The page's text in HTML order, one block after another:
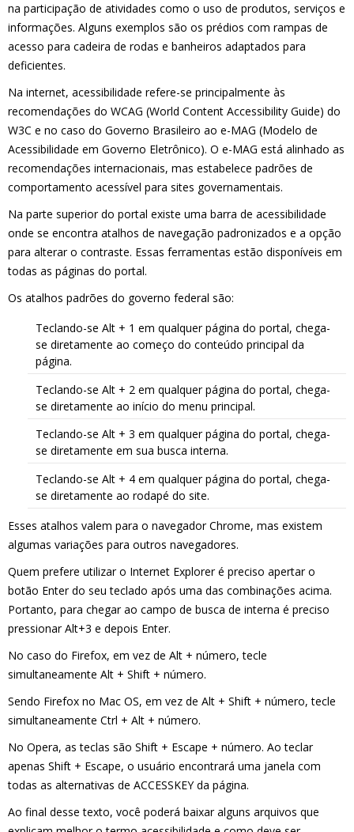
na participação de atividades como o uso de produtos, serviços e
informações. Alguns exemplos são os prédios com rampas de
acesso para cadeira de rodas e banheiros adaptados para
deficientes.
Na internet, acessibilidade refere-se principalmente às
recomendações do WCAG (World Content Accessibility Guide) do
W3C e no caso do Governo Brasileiro ao e-MAG (Modelo de
Acessibilidade em Governo Eletrônico). O e-MAG está alinhado as
recomendações internacionais, mas estabelece padrões de
comportamento acessível para sites governamentais.
Na parte superior do portal existe uma barra de acessibilidade
onde se encontra atalhos de navegação padronizados e a opção
para alterar o contraste. Essas ferramentas estão disponíveis em
todas as páginas do portal.
Os atalhos padrões do governo federal são:
Teclando-se Alt + 1 em qualquer página do portal, chega-
se diretamente ao começo do conteúdo principal da
página.
Teclando-se Alt + 2 em qualquer página do portal, chega-
se diretamente ao início do menu principal.
Teclando-se Alt + 3 em qualquer página do portal, chega-
se diretamente em sua busca interna.
Teclando-se Alt + 4 em qualquer página do portal, chega-
se diretamente ao rodapé do site.
Esses atalhos valem para o navegador Chrome, mas existem
algumas variações para outros navegadores.
Quem prefere utilizar o Internet Explorer é preciso apertar o
botão Enter do seu teclado após uma das combinações acima.
Portanto, para chegar ao campo de busca de interna é preciso
pressionar Alt+3 e depois Enter.
No caso do Firefox, em vez de Alt + número, tecle
simultaneamente Alt + Shift + número.
Sendo Firefox no Mac OS, em vez de Alt + Shift + número, tecle
simultaneamente Ctrl + Alt + número.
No Opera, as teclas são Shift + Escape + número. Ao teclar
apenas Shift + Escape, o usuário encontrará uma janela com
todas as alternativas de ACCESSKEY da página.
Ao final desse texto, você poderá baixar alguns arquivos que